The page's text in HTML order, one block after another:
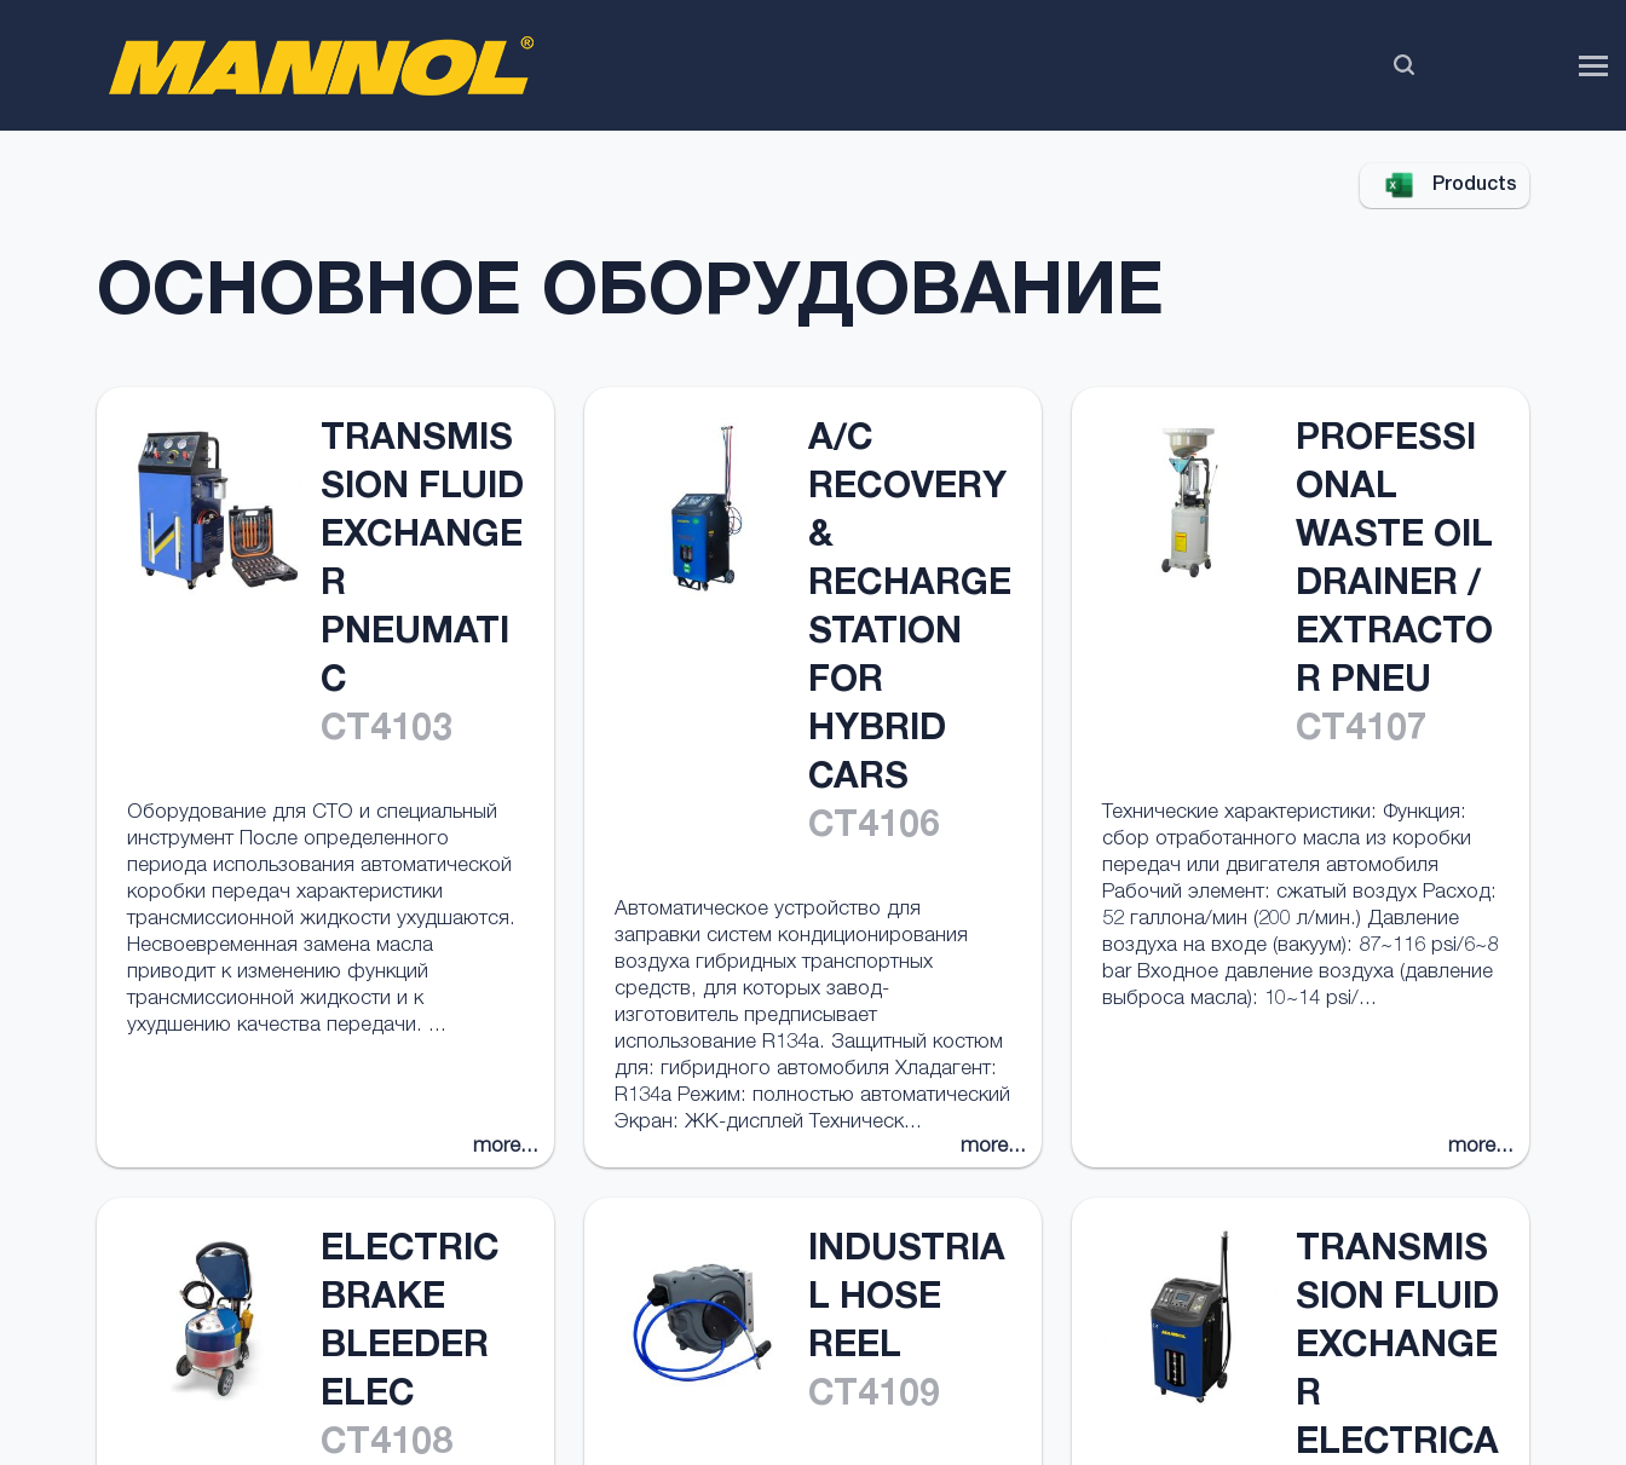
Products
ОСНОВНОЕ ОБОРУДОВАНИЕ
TRANSMIS
SION FLUID
EXCHANGE
R
PNEUMATI
C
CT4103
Оборудование для СТО и специальный
инструмент После определенного
периода использования автоматической
коробки передач характеристики
трансмиссионной жидкости ухудшаются.
Несвоевременная замена масла
приводит к изменению функций
трансмиссионной жидкости и к
ухудшению качества передачи. ...
more...
A/C
RECOVERY
&
RECHARGE
STATION
FOR
HYBRID
CARS
CT4106
Автоматическое устройство для
заправки систем кондиционирования
воздуха гибридных транспортных
средств, для которых завод-
изготовитель предписывает
использование R134a. Защитный костюм
для: гибридного автомобиля Хладагент:
R134a Режим: полностью автоматический
Экран: ЖК-дисплей Техническ...
more...
PROFESSI
ONAL
WASTE OIL
DRAINER /
EXTRACTO
R PNEU
CT4107
Технические характеристики: Функция:
сбор отработанного масла из коробки
передач или двигателя автомобиля
Рабочий элемент: сжатый воздух Расход:
52 галлона/мин (200 л/мин.) Давление
воздуха на входе (вакуум): 87~116 psi/6~8
bar Входное давление воздуха (давление
выброса масла): 10~14 psi/...
more...
ELECTRIC
BRAKE
BLEEDER
ELEC
CT4108
INDUSTRIA
L HOSE
REEL
CT4109
TRANSMIS
SION FLUID
EXCHANGE
R
ELECTRICA